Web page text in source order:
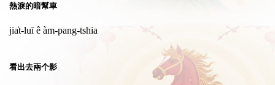
熱淚的暗幫車
jia̍t-luī ê àm-pang-tshia
看出去兩个影